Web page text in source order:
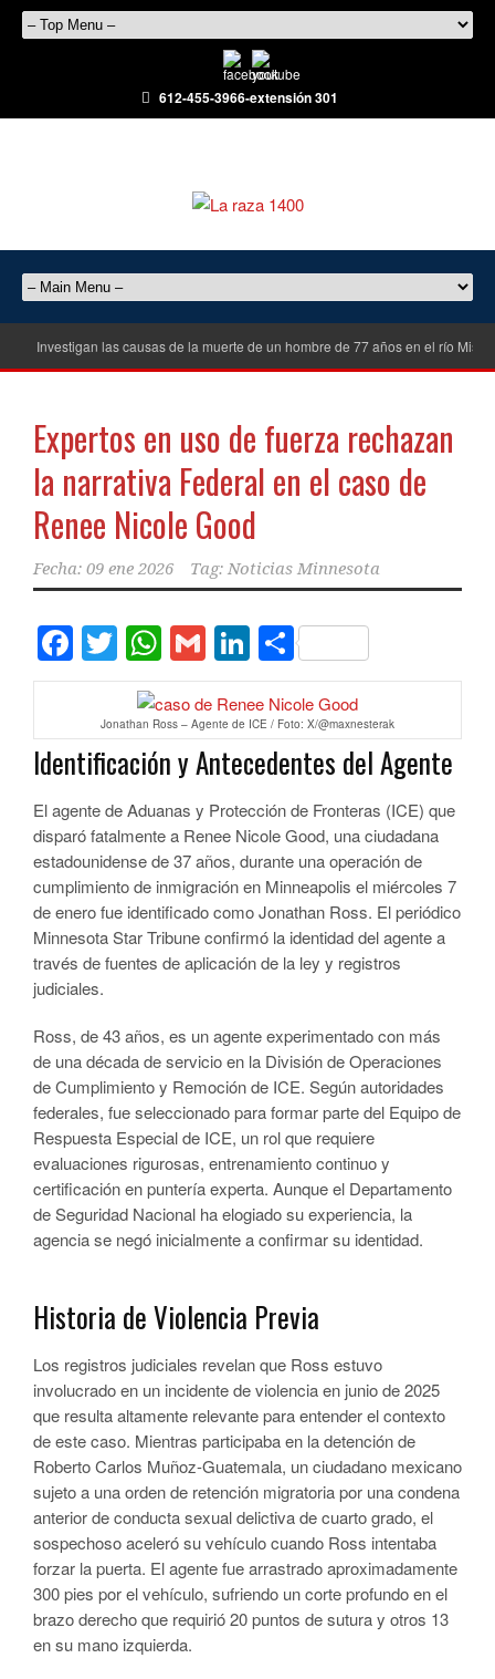
612-455-3966-extensión 301
Investigan las causas de la muerte de un hombre de 77 años en el río
Expertos en uso de fuerza rechazan
la narrativa Federal en el caso de
Renee Nicole Good
Fecha: 09 ene 2026 Tag: Noticias Minnesota
Facebook
Twitter
WhatsApp
GmailLinkedIn
Compartir
Jonathan Ross – Agente de ICE / Foto: X/@maxnesterak
Identificación y Antecedentes del Agente
El agente de Aduanas y Protección de Fronteras (ICE) que
disparó fatalmente a Renee Nicole Good, una ciudadana
estadounidense de 37 años, durante una operación de
cumplimiento de inmigración en Minneapolis el miércoles 7
de enero fue identificado como Jonathan Ross. El periódico
Minnesota Star Tribune confirmó la identidad del agente a
través de fuentes de aplicación de la ley y registros
judiciales.
Ross, de 43 años, es un agente experimentado con más
de una década de servicio en la División de Operaciones
de Cumplimiento y Remoción de ICE. Según autoridades
federales, fue seleccionado para formar parte del Equipo de
Respuesta Especial de ICE, un rol que requiere
evaluaciones rigurosas, entrenamiento continuo y
certificación en puntería experta. Aunque el Departamento
de Seguridad Nacional ha elogiado su experiencia, la
agencia se negó inicialmente a confirmar su identidad.
Historia de Violencia Previa
Los registros judiciales revelan que Ross estuvo
involucrado en un incidente de violencia en junio de 2025
que resulta altamente relevante para entender el contexto
de este caso. Mientras participaba en la detención de
Roberto Carlos Muñoz-Guatemala, un ciudadano mexicano
sujeto a una orden de retención migratoria por una condena
anterior de conducta sexual delictiva de cuarto grado, el
sospechoso aceleró su vehículo cuando Ross intentaba
forzar la puerta. El agente fue arrastrado aproximadamente
300 pies por el vehículo, sufriendo un corte profundo en el
brazo derecho que requirió 20 puntos de sutura y otros 13
en su mano izquierda.